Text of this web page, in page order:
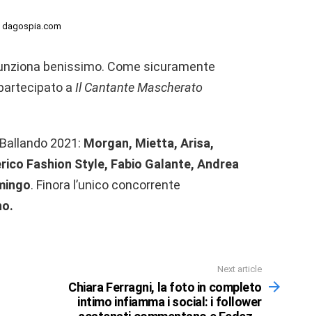
dagospia.com
benissimo. Come sicuramente
a Il Cantante Mascherato
2021: Morgan, Mietta, Arisa,
Fashion Style, Fabio Galante, Andrea
. Finora l’unico concorrente
Next article
Chiara Ferragni, la foto in completo
intimo infiamma i social: i follower